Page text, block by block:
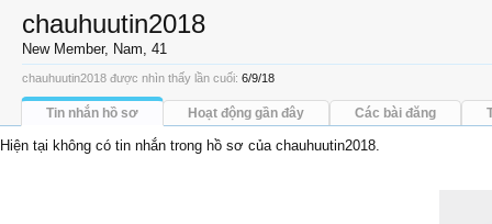
chauhuutin2018
New Member, Nam, 41
chauhuutin2018 được nhìn thấy lần cuối: 6/9/18
Tin nhắn hồ sơ Hoạt động gần đây Các bài đăng
Hiện tại không có tin nhắn trong hồ sơ của chauhuutin2018.